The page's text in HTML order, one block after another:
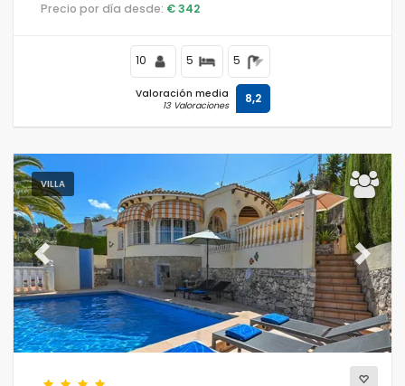
Precio por día desde: € 342
10 5 5
Valoración media
13 Valoraciones 8,2
VILLA
Previous Next